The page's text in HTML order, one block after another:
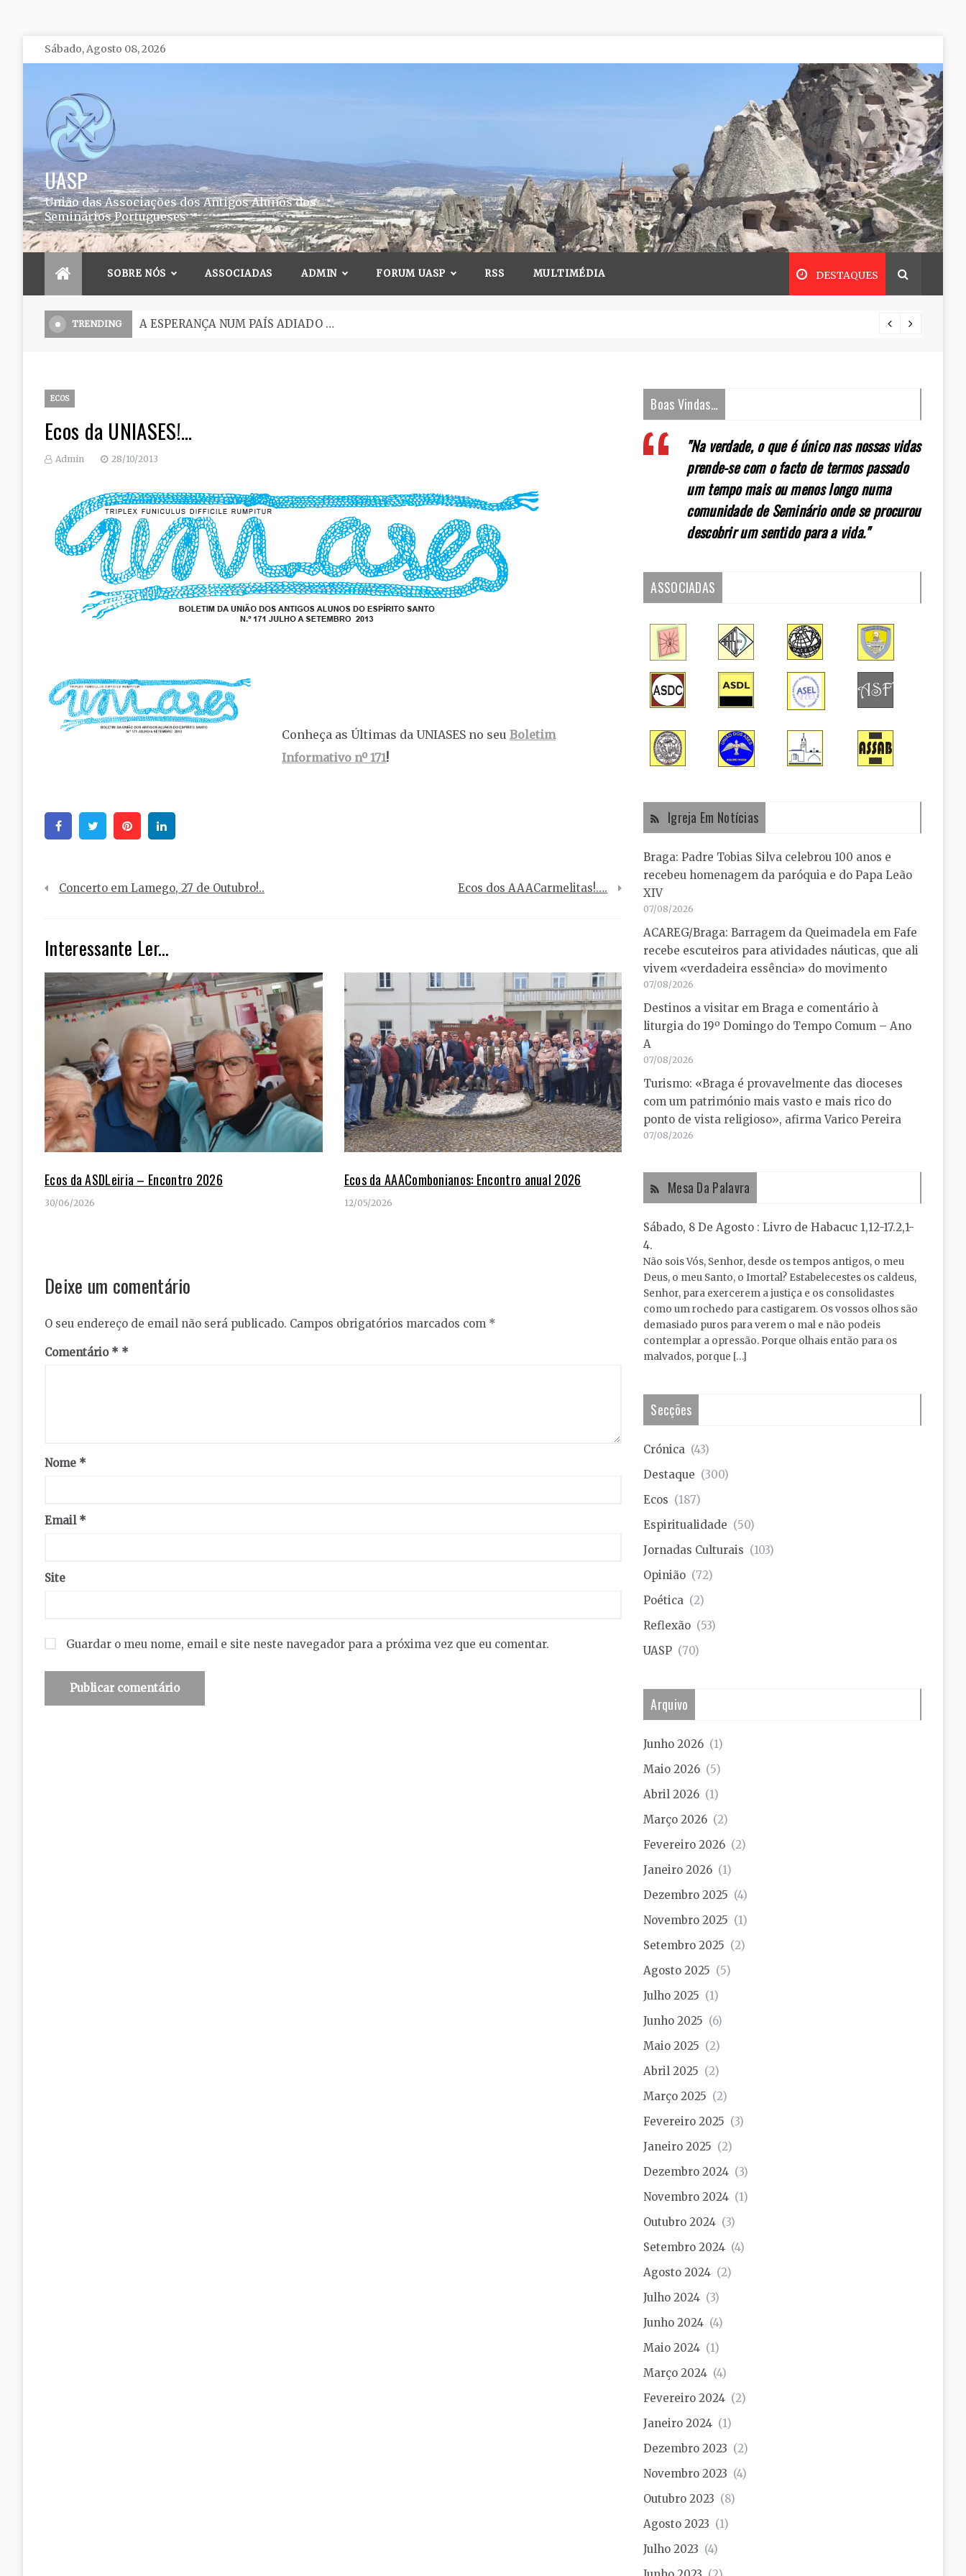
Skip
to
Sábado, Agosto 08, 2026
UASP
União das Associações dos Antigos Alunos dos
Seminários Portugueses
SOBRE NÓS ASSOCIADAS ADMIN FORUM UASP RSS MULTIMÉDIA DESTAQUES
TRENDING O Seminário, uma grande escola de formação.
ECOS
Ecos da UNIASES!…
Admin 28/10/2013
Conheça as Últimas da UNIASES no seu Boletim
Informativo nº 171!
FacebookTwitter Pinterest
Navegação
artigos
Concerto em Lamego, 27 de Outubro!.. Ecos dos AAACarmelitas!….
Interessante Ler...
Ecos da ASDLeiria – Encontro 2026
30/06/2026
Ecos da AAACombonianos: Encontro anual 2026
12/05/2026
Deixe um comentário
O seu endereço de email não será publicado. Campos obrigatórios marcados com *
Comentário *
Nome *
Email *
Site
Guardar o meu nome, email e site neste navegador para a próxima vez que eu comentar.
Boas Vindas…
"Na verdade, o que é único nas nossas vidas
prende-se com o facto de termos passado
um tempo mais ou menos longo numa
comunidade de Seminário onde se procurou
descobrir um sentido para a vida."
ASSOCIADAS
Igreja Em Notícias
Braga: Padre Tobias Silva celebrou 100 anos e
recebeu homenagem da paróquia e do Papa Leão
XIV
07/08/2026
ACAREG/Braga: Barragem da Queimadela em Fafe
recebe escuteiros para atividades náuticas, que ali
vivem «verdadeira essência» do movimento
07/08/2026
Destinos a visitar em Braga e comentário à
liturgia do 19º Domingo do Tempo Comum – Ano
A
07/08/2026
Turismo: «Braga é provavelmente das dioceses
com um património mais vasto e mais rico do
ponto de vista religioso», afirma Varico Pereira
07/08/2026
Mesa Da Palavra
Sábado, 8 De Agosto : Livro de Habacuc 1,12-17.2,1-
4.
Não sois Vós, Senhor, desde os tempos antigos, o meu
Deus, o meu Santo, o Imortal? Estabelecestes os caldeus,
Senhor, para exercerem a justiça e os consolidastes
como um rochedo para castigarem. Os vossos olhos são
demasiado puros para verem o mal e não podeis
contemplar a opressão. Porque olhais então para os
malvados, porque […]
Secções
Crónica (43)
Destaque (300)
Ecos (187)
Espiritualidade (50)
Jornadas Culturais (103)
Opinião (72)
Poética (2)
Reflexão (53)
UASP (70)
Arquivo
Junho 2026 (1)
Maio 2026 (5)
Abril 2026 (1)
Março 2026 (2)
Fevereiro 2026 (2)
Janeiro 2026 (1)
Dezembro 2025 (4)
Novembro 2025 (1)
Setembro 2025 (2)
Agosto 2025 (5)
Julho 2025 (1)
Junho 2025 (6)
Maio 2025 (2)
Abril 2025 (2)
Março 2025 (2)
Fevereiro 2025 (3)
Janeiro 2025 (2)
Dezembro 2024 (3)
Novembro 2024 (1)
Outubro 2024 (3)
Setembro 2024 (4)
Agosto 2024 (2)
Julho 2024 (3)
Junho 2024 (4)
Maio 2024 (1)
Março 2024 (4)
Fevereiro 2024 (2)
Janeiro 2024 (1)
Dezembro 2023 (2)
Novembro 2023 (4)
Outubro 2023 (8)
Agosto 2023 (1)
Julho 2023 (4)